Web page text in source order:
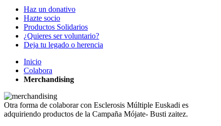
Haz un donativo
Hazte socio
Productos Solidarios
¿Quieres ser voluntario?
Deja tu legado o herencia
Inicio
Colabora
Merchandising
Otra forma de colaborar con Esclerosis Múltiple Euskadi es
adquiriendo productos de la Campaña Mójate- Busti zaitez.